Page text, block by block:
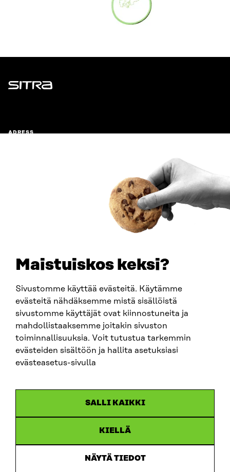
Maistuiskos keksi?
Sivustomme käyttää evästeitä. Käytämme
evästeitä nähdäksemme mistä sisällöistä
sivustomme käyttäjät ovat kiinnostuneita ja
mahdollistaaksemme joitakin sivuston
toiminnallisuuksia. Voit tutustua tarkemmin
evästeiden sisältöön ja hallita asetuksiasi
evästeasetus-sivulla
SALLI KAIKKI
KIELLÄ
NÄYTÄ TIEDOT
Sitra
ADRESS
fornamn.efternamn@sitra.fi
SITRA PÅ SOCIALA MEDIER
LinkedIn
Instagram
YouTube
Tillgänglighetsutredning